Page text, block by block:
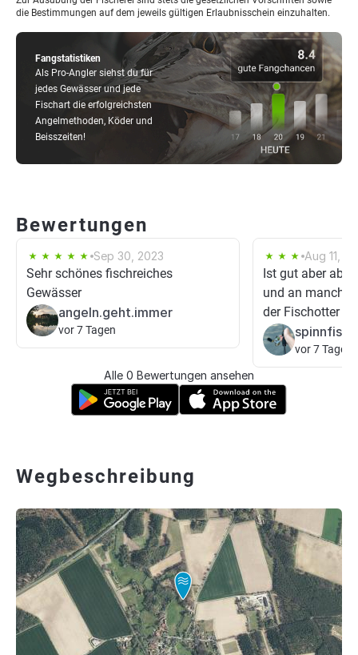
Fangstatistiken
Als Pro-Angler siehst du für
jedes Gewässer und jede
Fischart die erfolgreichsten
Angelmethoden, Köder und
Beisszeiten!
die Bestimmungen auf dem jeweils gültigen Erlaubnisschein einzuhalten.
Bewertungen
Sep 30, 2023
Sehr schönes fischreiches
Gewässer
angeln.geht.immer
vor 7 Tagen
Aug 11,
Ist gut aber
und an
der Fischotter
vor 7 Tagen
Alle 0 Bewertungen ansehen
Wegbeschreibung